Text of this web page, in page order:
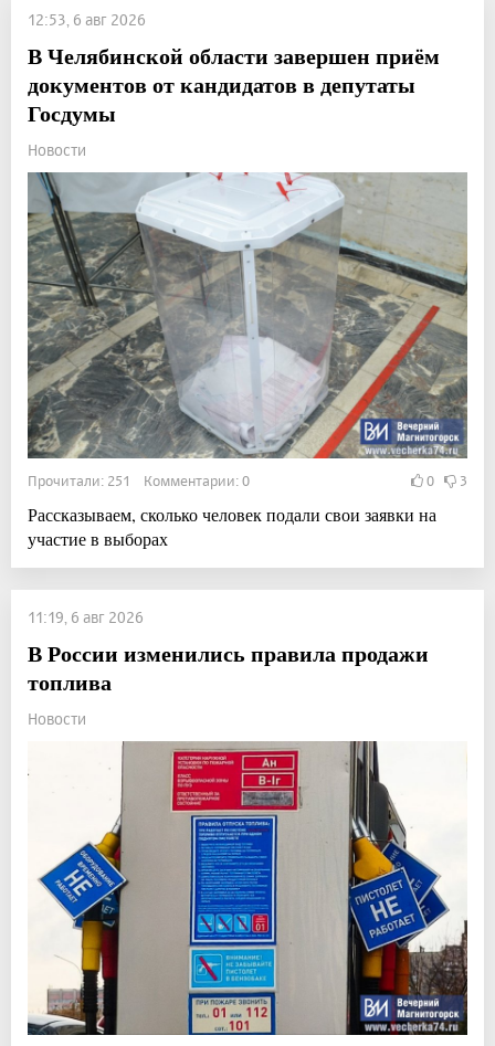
12:53, 6 авг 2026
В Челябинской области завершен приём
документов от кандидатов в депутаты
Госдумы
Новости
Прочитали: 251 Комментарии: 0 0 3
Рассказываем, сколько человек подали свои заявки на
участие в выборах
11:19, 6 авг 2026
В России изменились правила продажи
топлива
Новости